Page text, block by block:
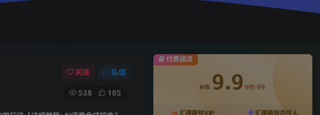
关注 私信
538 105
付费阅读
R币 9.9 R币 99
汇课新知VIP 汇课新知合伙人